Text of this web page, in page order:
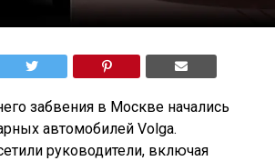
забвения в Москве начались
автомобилей Volga.
руководители, включая